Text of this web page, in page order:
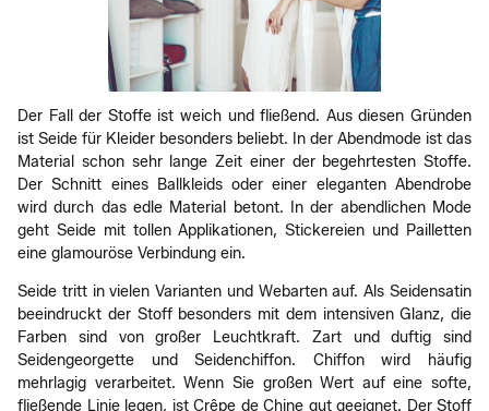
Der Fall der Stoffe ist weich und fließend. Aus diesen Gründen
ist Seide für Kleider besonders beliebt. In der Abendmode ist das
Material schon sehr lange Zeit einer der begehrtesten Stoffe.
Der Schnitt eines Ballkleids oder einer eleganten Abendrobe
wird durch das edle Material betont. In der abendlichen Mode
geht Seide mit tollen Applikationen, Stickereien und Pailletten
eine glamouröse Verbindung ein.
Seide tritt in vielen Varianten und Webarten auf. Als Seidensatin
beeindruckt der Stoff besonders mit dem intensiven Glanz, die
Farben sind von großer Leuchtkraft. Zart und duftig sind
Seidengeorgette und Seidenchiffon. Chiffon wird häufig
mehrlagig verarbeitet. Wenn Sie großen Wert auf eine softe,
fließende Linie legen, ist Crêpe de Chine gut geeignet. Der Stoff